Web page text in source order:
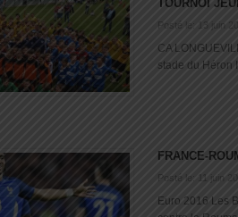
TOURNOI
Posté le: 13 juin
CA
stade du Héron
FRANCE-
Posté le: 11 juin
Euro 2016 Les